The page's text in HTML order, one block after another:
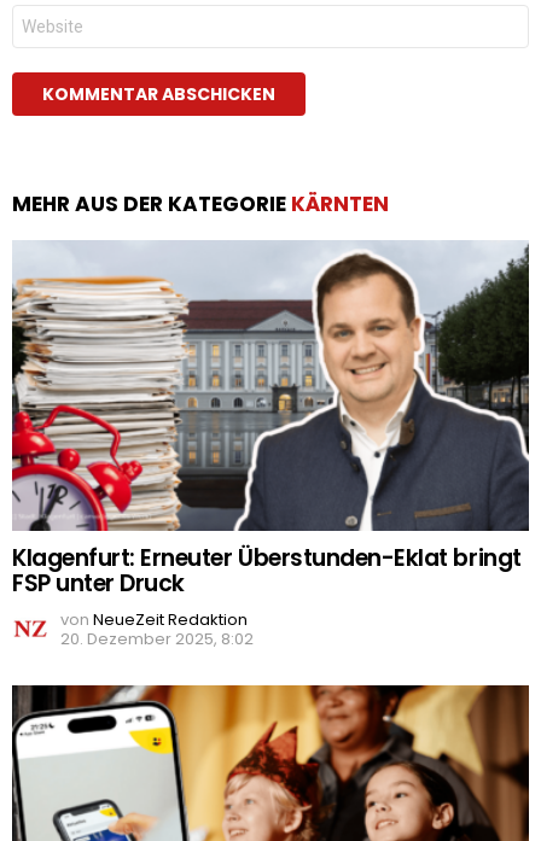
Website
MEHR AUS DER KATEGORIE KÄRNTEN
Klagenfurt: Erneuter Überstunden-Eklat bringt
FSP unter Druck
von NeueZeit Redaktion
20. Dezember 2025, 8:02